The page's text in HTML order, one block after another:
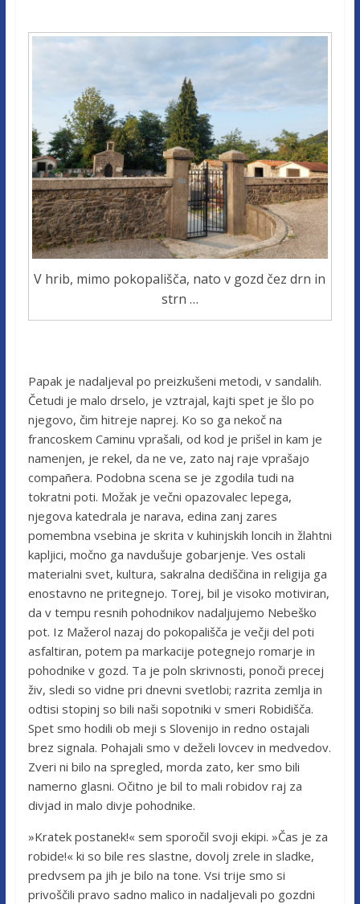
V hrib, mimo pokopališča, nato v gozd čez drn in
strn …
Papak je nadaljeval po preizkušeni metodi, v sandalih.
Četudi je malo drselo, je vztrajal, kajti spet je šlo po
njegovo, čim hitreje naprej. Ko so ga nekoč na
francoskem Caminu vprašali, od kod je prišel in kam je
namenjen, je rekel, da ne ve, zato naj raje vprašajo
compañera. Podobna scena se je zgodila tudi na
tokratni poti. Možak je večni opazovalec lepega,
njegova katedrala je narava, edina zanj zares
pomembna vsebina je skrita v kuhinjskih loncih in žlahtni
kapljici, močno ga navdušuje gobarjenje. Ves ostali
materialni svet, kultura, sakralna dediščina in religija ga
enostavno ne pritegnejo. Torej, bil je visoko motiviran,
da v tempu resnih pohodnikov nadaljujemo Nebeško
pot. Iz Mažerol nazaj do pokopališča je večji del poti
asfaltiran, potem pa markacije potegnejo romarje in
pohodnike v gozd. Ta je poln skrivnosti, ponoči precej
živ, sledi so vidne pri dnevni svetlobi; razrita zemlja in
odtisi stopinj so bili naši sopotniki v smeri Robidišča.
Spet smo hodili ob meji s Slovenijo in redno ostajali
brez signala. Pohajali smo v deželi lovcev in medvedov.
Zveri ni bilo na spregled, morda zato, ker smo bili
namerno glasni. Očitno je bil to mali robidov raj za
divjad in malo divje pohodnike.
»Kratek postanek!« sem sporočil svoji ekipi. »Čas je za
robide!« ki so bile res slastne, dovolj zrele in sladke,
predvsem pa jih je bilo na tone. Vsi trije smo si
privoščili pravo sadno malico in nadaljevali po gozdni